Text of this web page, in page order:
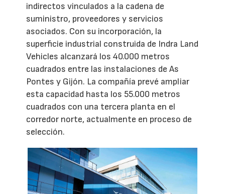
indirectos vinculados a la cadena de
suministro, proveedores y servicios
asociados. Con su incorporación, la
superficie industrial construida de Indra Land
Vehicles alcanzará los 40.000 metros
cuadrados entre las instalaciones de As
Pontes y Gijón. La compañía prevé ampliar
esta capacidad hasta los 55.000 metros
cuadrados con una tercera planta en el
corredor norte, actualmente en proceso de
selección.